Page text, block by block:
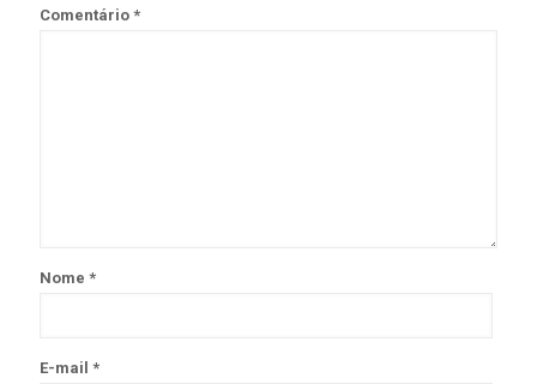
Comentário *
Nome *
E-mail *